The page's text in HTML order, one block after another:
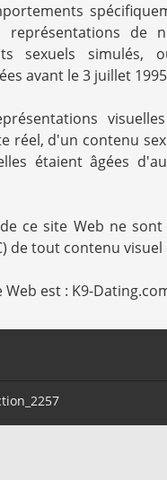
représentations
sexuels
avant le 3 juillet
réel, d'un contenu
étaient âgées
ce site Web ne
de tout contenu
est : K9-